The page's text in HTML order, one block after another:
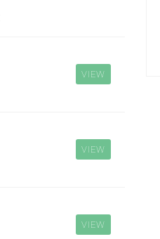
VIEW
VIEW
VIEW